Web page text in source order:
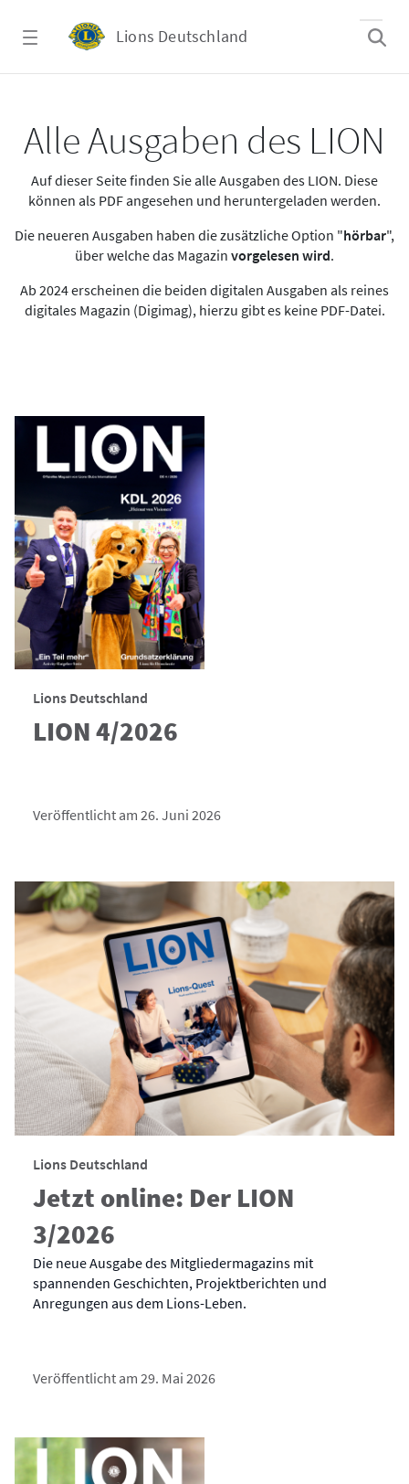
Lions Deutschland
Alle Ausgaben des LION
Auf dieser Seite finden Sie alle Ausgaben des LION. Diese
können als PDF angesehen und heruntergeladen werden.
Die neueren Ausgaben haben die zusätzliche Option "hörbar",
über welche das Magazin vorgelesen wird.
Ab 2024 erscheinen die beiden digitalen Ausgaben als reines
digitales Magazin (Digimag), hierzu gibt es keine PDF-Datei.
Lions Deutschland
LION 4/2026
Veröffentlicht am 26. Juni 2026
Lions Deutschland
Jetzt online: Der LION
3/2026
Die neue Ausgabe des Mitgliedermagazins mit
spannenden Geschichten, Projektberichten und
Anregungen aus dem Lions-Leben.
Veröffentlicht am 29. Mai 2026